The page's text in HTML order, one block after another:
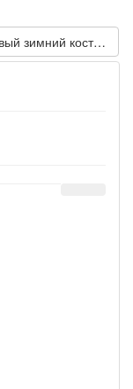
13 темно-синий
зимний костюм